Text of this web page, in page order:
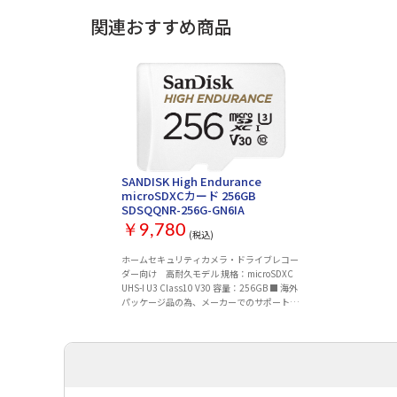
関連おすすめ商品
SANDISK High Endurance
microSDXCカード 256GB
SDSQQNR-256G-GN6IA
￥9,780 (税込)
ホームセキュリティカメラ・ドライブレコー
ダー向け 高耐久モデル 規格：microSDXC
UHS-I U3 Class10 V30 容量：256GB ■ 海外
パッケージ品の為、メーカーでのサポートは